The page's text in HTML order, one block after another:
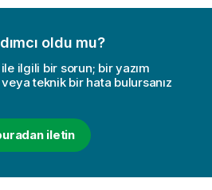
oldu mu?
ilgili bir sorun; bir yazım
teknik bir hata bulursanız
iletin